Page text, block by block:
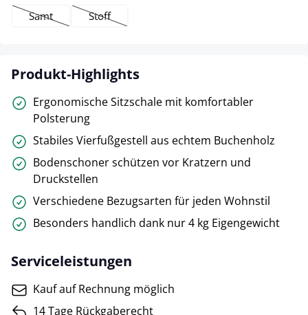
Samt
(Diese Option ist zurzeit nicht verfügbar.)
Stoff
(Diese Option ist zurzeit nicht verfügbar.)
Produkt-Highlights
Ergonomische Sitzschale mit komfortabler
Polsterung
Stabiles Vierfußgestell aus echtem Buchenholz
Bodenschoner schützen vor Kratzern und
Druckstellen
Verschiedene Bezugsarten für jeden Wohnstil
Besonders handlich dank nur 4 kg Eigengewicht
Serviceleistungen
Kauf auf Rechnung möglich
14 Tage Rückgaberecht